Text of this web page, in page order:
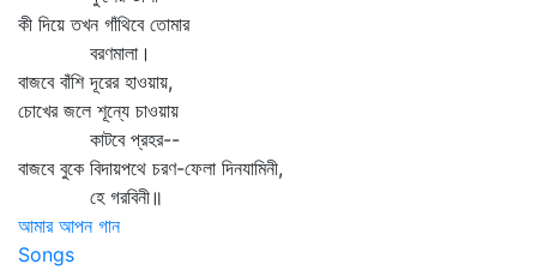
কী দিয়ে তখন গাঁথিবে তোমার
বরণমালা।
বাজবে বাঁশি দূরের হাওয়ায়,
চোখের জলে শূন্যে চাওয়ায়
কাটবে প্রহর--
বাজবে বুকে বিদায়পথে চরণ-ফেলা দিনযামিনী,
হে গরবিনী॥
আমার আপন গান
Songs